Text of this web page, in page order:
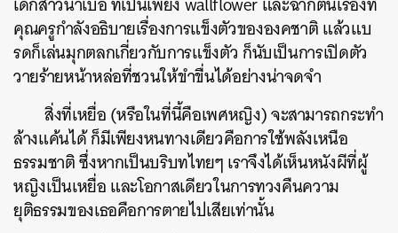
คุณครูกำลังอธิบายเรื่องการแข็งตัวขององคชาติ แล้วแบ
รดก็เล่นมุกตลกเกี่ยวกับการแข็งตัว ก็นับเป็นการเปิดตัว
วายร้ายหน้าหล่อที่ชวนให้ขำขื่นได้อย่างน่าจดจำ
สิ่งที่เหยื่อ (หรือในที่นี้คือเพศหญิง) จะสามารถกระทำ
ล้างแค้นได้ ก็มีเพียงหนทางเดียวคือการใช้พลังเหนือ
ธรรมชาติ ซึ่งหากเป็นบริบทไทยๆ เราจึงได้เห็นหนังผีที่ผู้
หญิงเป็นเหยื่อ และโอกาสเดียวในการทวงคืนความ
ยุติธรรมของเธอคือการตายไปเสียเท่านั้น